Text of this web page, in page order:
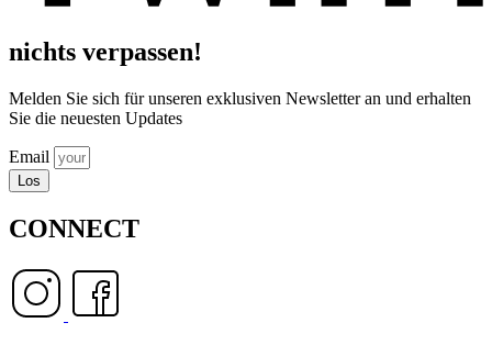
nichts verpassen!
Melden Sie sich für unseren exklusiven Newsletter an und erhalten
Sie die neuesten Updates
Email
Los
CONNECT